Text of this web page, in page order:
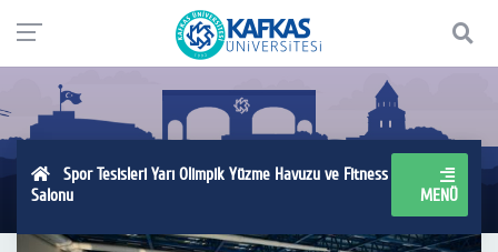
Spor Tesisleri Yarı Olimpik Yüzme Havuzu ve Fitness
Salonu
MENÜ